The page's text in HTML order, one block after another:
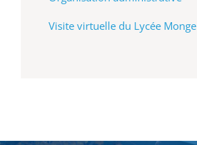
Visite virtuelle du Lycée Monge